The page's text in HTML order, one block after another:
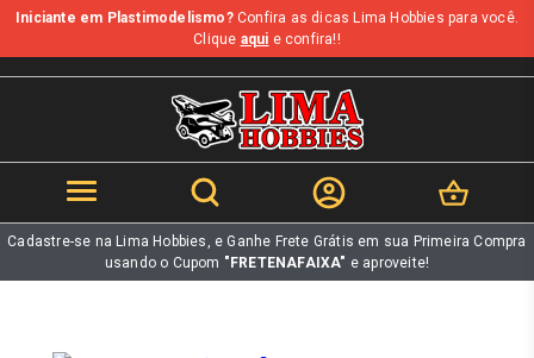
b
Iniciante em Plastimodelismo?Confira as dicas Lima Hobbies para você.
Clique aqui e confira!!
Cadastre-se na Lima Hobbies, e Ganhe Frete Grátis em sua Primeira Compra
usando o Cupom "FRETENAFAIXA" e aproveite!